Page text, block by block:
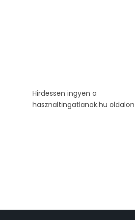
Hirdessen ingyen a
hasznaltingatlanok.hu